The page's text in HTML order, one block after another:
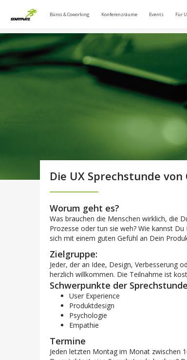
Büros & Coworking Konferenzräume Events Für
Die UX Sprechstunde
Worum geht es?
Was brauchen die Menschen wirklich, die
Prozesse oder tun sie weh? Wie kannst
sich mit einem guten Gefühl an Dein
Zielgruppe:
Jeder, der an Idee, Design, Verbesserung
herzlich willkommen. Die Teilnahme ist
Schwerpunkte der
User Experience
Produktdesign
Psychologie
Empathie
Termine
Jeden letzten Montag im Monat zwischen